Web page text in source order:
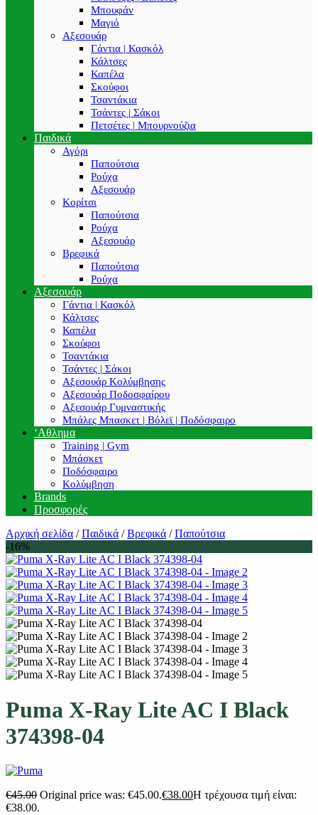
Μπουφάν
Μαγιό
Αξεσουάρ
Γάντια | Κασκόλ
Κάλτσες
Καπέλα
Σκούφοι
Τσαντάκια
Τσάντες | Σάκοι
Πετσέτες | Μπουρνούζια
Παιδικά
Αγόρι
Παπούτσια
Ρούχα
Αξεσουάρ
Κορίτσι
Παπούτσια
Ρούχα
Αξεσουάρ
Βρεφικά
Παπούτσια
Ρούχα
Αξεσουάρ
Γάντια | Κασκόλ
Κάλτσες
Καπέλα
Σκούφοι
Τσαντάκια
Τσάντες | Σάκοι
Αξεσουάρ Κολύμβησης
Αξεσουάρ Ποδοσφαίρου
Αξεσουάρ Γυμναστικής
Μπάλες Μπασκετ | Βόλεϊ | Ποδόσφαιρο
‘Αθλημα
Training | Gym
Μπάσκετ
Ποδόσφαιρο
Κολύμβηση
Brands
Προσφορές
Αρχική σελίδα / Παιδικά / Βρεφικά / Παπούτσια
-16%
Puma X-Ray Lite AC I Black
374398-04
€45.00 Original price was: €45.00.€38.00Η τρέχουσα τιμή είναι:
€38.00.